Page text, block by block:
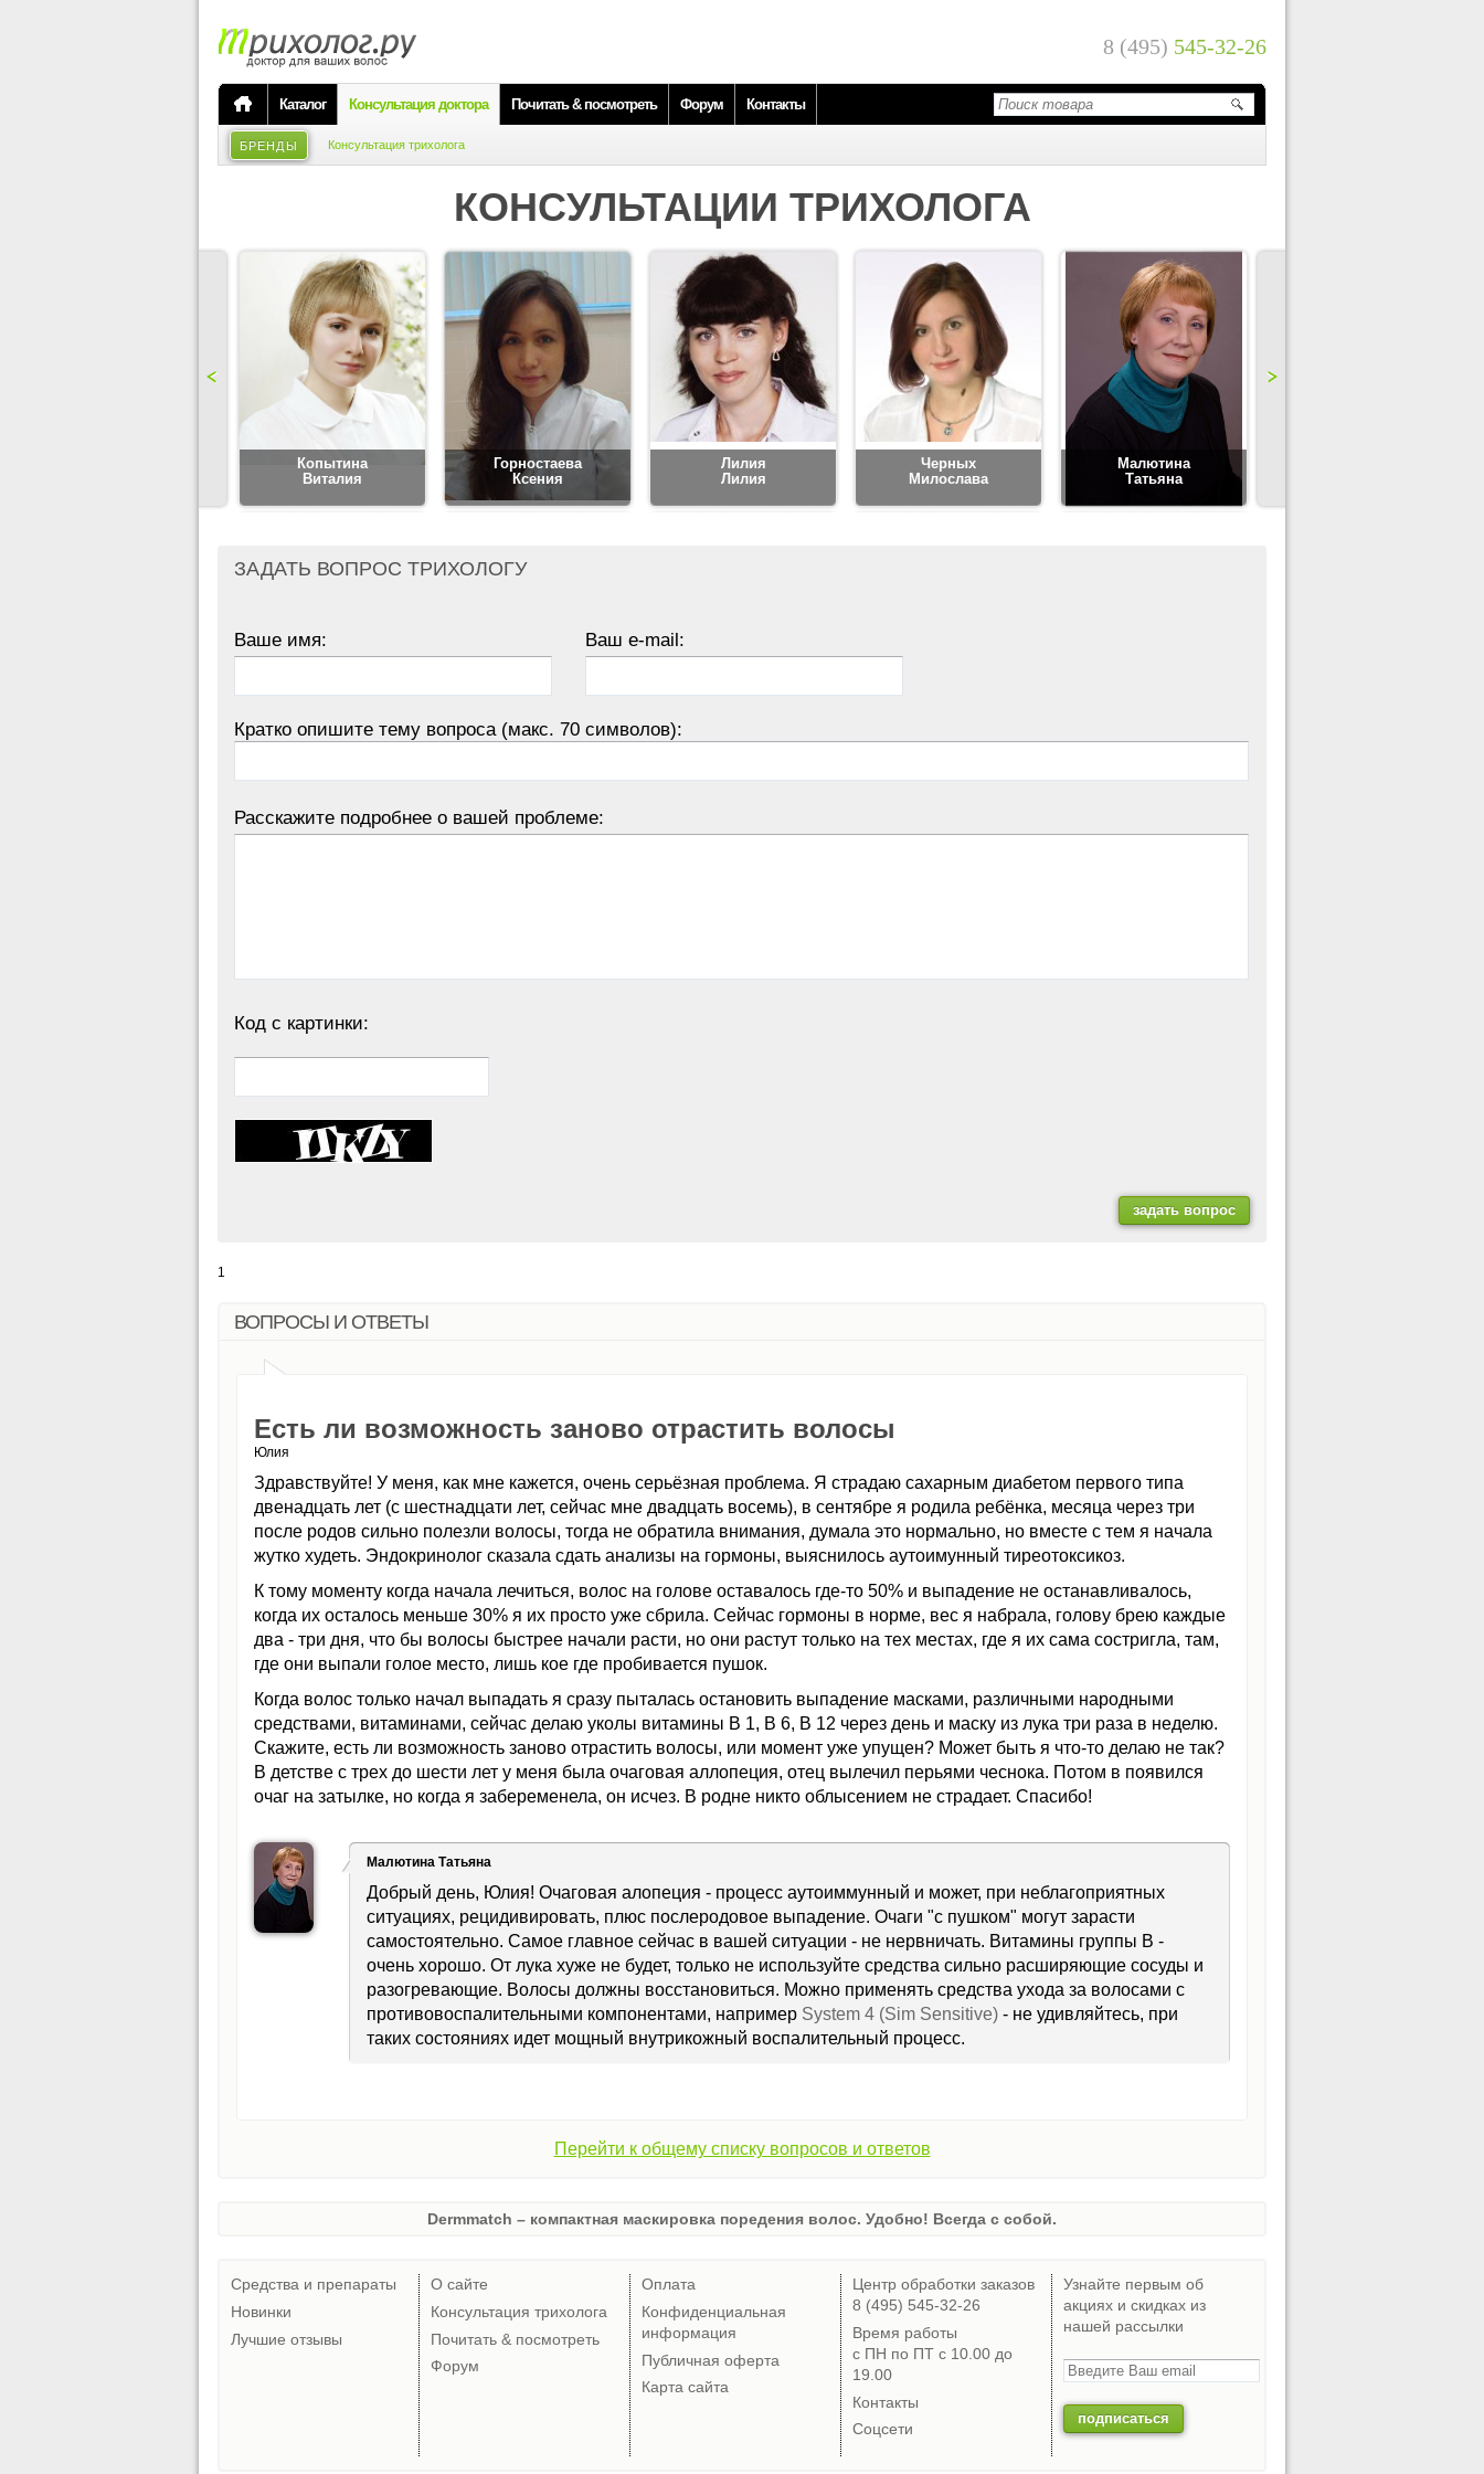
8 (495) 545-32-26
Каталог Консультация доктора Почитать & посмотреть Форум Контакты
БРЕНДЫ Консультация трихолога
КОНСУЛЬТАЦИИ ТРИХОЛОГА
Копытина
Виталия
Горностаева
Ксения
Лилия
Лилия
Черных
Милослава
Малютина
Татьяна
ЗАДАТЬ ВОПРОС ТРИХОЛОГУ
Ваше имя: Ваш e-mail:
Кратко опишите тему вопроса (макс. 70 символов):
Расскажите подробнее о вашей проблеме:
Код с картинки:
1
ВОПРОСЫ И ОТВЕТЫ
Есть ли возможность заново отрастить волосы
Юлия
Здравствуйте! У меня, как мне кажется, очень серьёзная проблема. Я страдаю сахарным диабетом первого типа
двенадцать лет (с шестнадцати лет, сейчас мне двадцать восемь), в сентябре я родила ребёнка, месяца через три
после родов сильно полезли волосы, тогда не обратила внимания, думала это нормально, но вместе с тем я начала
жутко худеть. Эндокринолог сказала сдать анализы на гормоны, выяснилось аутоимунный тиреотоксикоз.
К тому моменту когда начала лечиться, волос на голове оставалось где-то 50% и выпадение не останавливалось,
когда их осталось меньше 30% я их просто уже сбрила. Сейчас гормоны в норме, вес я набрала, голову брею каждые
два - три дня, что бы волосы быстрее начали расти, но они растут только на тех местах, где я их сама состригла, там,
где они выпали голое место, лишь кое где пробивается пушок.
Когда волос только начал выпадать я сразу пыталась остановить выпадение масками, различными народными
средствами, витаминами, сейчас делаю уколы витамины В 1, В 6, В 12 через день и маску из лука три раза в неделю.
Скажите, есть ли возможность заново отрастить волосы, или момент уже упущен? Может быть я что-то делаю не так?
В детстве с трех до шести лет у меня была очаговая аллопеция, отец вылечил перьями чеснока. Потом в появился
очаг на затылке, но когда я забеременела, он исчез. В родне никто облысением не страдает. Спасибо!
Малютина Татьяна
Добрый день, Юлия! Очаговая алопеция - процесс аутоиммунный и может, при неблагоприятных
ситуациях, рецидивировать, плюс послеродовое выпадение. Очаги "с пушком" могут зарасти
самостоятельно. Самое главное сейчас в вашей ситуации - не нервничать. Витамины группы В -
очень хорошо. От лука хуже не будет, только не используйте средства сильно расширяющие сосуды и
разогревающие. Волосы должны восстановиться. Можно применять средства ухода за волосами с
противовоспалительными компонентами, например System 4 (Sim Sensitive) - не удивляйтесь, при
таких состояниях идет мощный внутрикожный воспалительный процесс.
Перейти к общему списку вопросов и ответов
Dermmatch – компактная маскировка поредения волос. Удобно! Всегда с собой.
Средства и препараты
Новинки
Лучшие отзывы
О сайте
Консультация трихолога
Почитать & посмотреть
Форум
Оплата
Конфиденциальная
информация
Публичная оферта
Карта сайта
Центр обработки заказов
8 (495) 545-32-26
Время работы
с ПН по ПТ с 10.00 до
19.00
Контакты
Соцсети
Узнайте первым об
акциях и скидках из
нашей рассылки